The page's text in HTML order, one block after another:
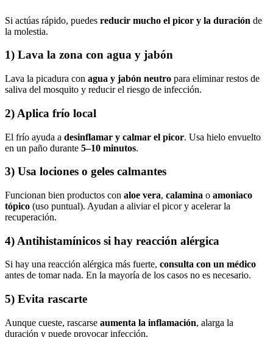
Si actúas rápido, puedes reducir mucho el picor y la duración de
la molestia.
1) Lava la zona con agua y jabón
Lava la picadura con agua y jabón neutro para eliminar restos de
saliva del mosquito y reducir el riesgo de infección.
2) Aplica frío local
El frío ayuda a desinflamar y calmar el picor. Usa hielo envuelto
en un paño durante 5–10 minutos.
3) Usa lociones o geles calmantes
Funcionan bien productos con aloe vera, calamina o amoniaco
tópico (uso puntual). Ayudan a aliviar el picor y acelerar la
recuperación.
4) Antihistamínicos si hay reacción alérgica
Si hay una reacción alérgica más fuerte, consulta con un médico
antes de tomar nada. En la mayoría de los casos no es necesario.
5) Evita rascarte
Aunque cueste, rascarse aumenta la inflamación, alarga la
duración y puede provocar infección.